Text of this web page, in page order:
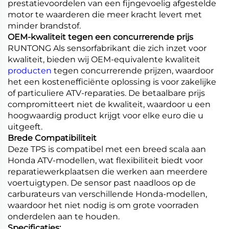
prestatievoordelen van een fijngevoelig afgestelde
motor te waarderen die meer kracht levert met
minder brandstof.
OEM-kwaliteit tegen een concurrerende prijs
RUNTONG Als sensorfabrikant die zich inzet voor
kwaliteit, bieden wij OEM-equivalente kwaliteit
producten tegen concurrerende prijzen, waardoor
het een kostenefficiënte oplossing is voor zakelijke
of particuliere ATV-reparaties. De betaalbare prijs
compromitteert niet de kwaliteit, waardoor u een
hoogwaardig product krijgt voor elke euro die u
uitgeeft.
Brede Compatibiliteit
Deze TPS is compatibel met een breed scala aan
Honda ATV-modellen, wat flexibiliteit biedt voor
reparatiewerkplaatsen die werken aan meerdere
voertuigtypen. De sensor past naadloos op de
carburateurs van verschillende Honda-modellen,
waardoor het niet nodig is om grote voorraden
onderdelen aan te houden.